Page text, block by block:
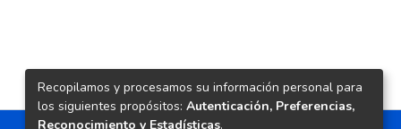
Recopilamos y procesamos su información personal para
los siguientes propósitos: Autenticación, Preferencias,
Reconocimiento y Estadísticas.